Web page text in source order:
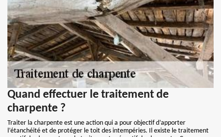
Quand effectuer le traitement de
charpente ?
Traiter la charpente est une action qui a pour objectif d’apporter
l’étanchéité et de protéger le toit des intempéries. Il existe le traitement